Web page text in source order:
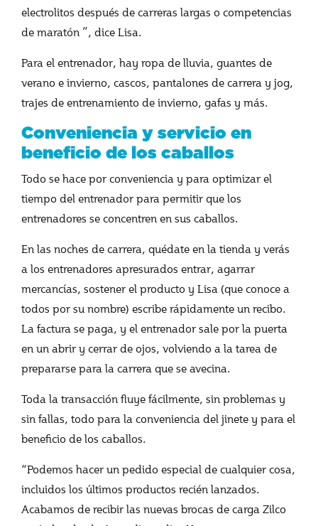
electrolitos después de carreras largas o competencias
de maratón ”, dice Lisa.
Para el entrenador, hay ropa de lluvia, guantes de
verano e invierno, cascos, pantalones de carrera y jog,
trajes de entrenamiento de invierno, gafas y más.
Conveniencia y servicio en
beneficio de los caballos
Todo se hace por conveniencia y para optimizar el
tiempo del entrenador para permitir que los
entrenadores se concentren en sus caballos.
En las noches de carrera, quédate en la tienda y verás
a los entrenadores apresurados entrar, agarrar
mercancías, sostener el producto y Lisa (que conoce a
todos por su nombre) escribe rápidamente un recibo.
La factura se paga, y el entrenador sale por la puerta
en un abrir y cerrar de ojos, volviendo a la tarea de
prepararse para la carrera que se avecina.
Toda la transacción fluye fácilmente, sin problemas y
sin fallas, todo para la conveniencia del jinete y para el
beneficio de los caballos.
“Podemos hacer un pedido especial de cualquier cosa,
incluidos los últimos productos recién lanzados.
Acabamos de recibir las nuevas brocas de carga Zilco